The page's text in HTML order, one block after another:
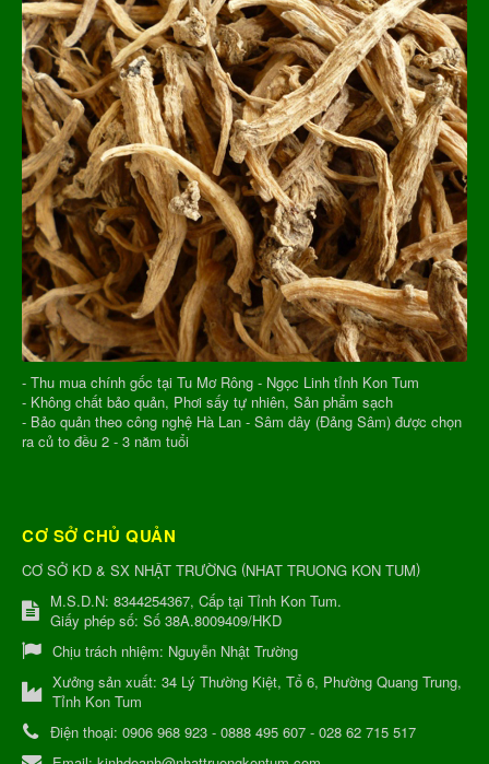
- Thu mua chính gốc tại Tu Mơ Rông - Ngọc Linh tỉnh Kon Tum
- Không chất bảo quản, Phơi sấy tự nhiên, Sản phẩm sạch
- Bảo quản theo công nghệ Hà Lan - Sâm dây (Đảng Sâm) được chọn
ra củ to đều 2 - 3 năm tuổi
CƠ SỞ CHỦ QUẢN
CƠ SỞ KD & SX NHẬT TRƯỜNG (NHAT TRUONG KON TUM)
M.S.D.N: 8344254367, Cấp tại Tỉnh Kon Tum.
Giấy phép số: Số 38A.8009409/HKD
Chịu trách nhiệm: Nguyễn Nhật Trường
Xưởng sản xuất: 34 Lý Thường Kiệt, Tổ 6, Phường Quang Trung,
Tỉnh Kon Tum
Điện thoại: 0906 968 923 - 0888 495 607 - 028 62 715 517